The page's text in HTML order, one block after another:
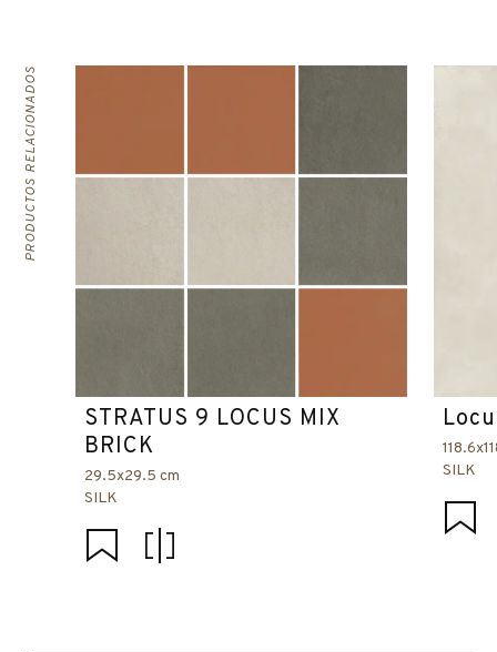
PRODUCTOS RELACIONADOS
STRATUS 9 LOCUS MIX
BRICK
29.5x29.5 cm
SILK
SILK